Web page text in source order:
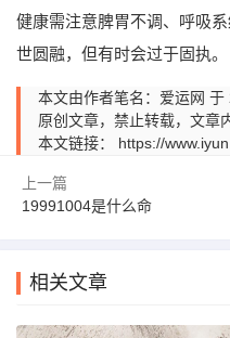
健康需注意脾胃不调、呼吸
世圆融，但有时会过于固执。
本文由作者笔名：爱运网 于
原创文章，禁止转载，文章
本文链接： https://
上一篇
19991004是什么命
相关文章